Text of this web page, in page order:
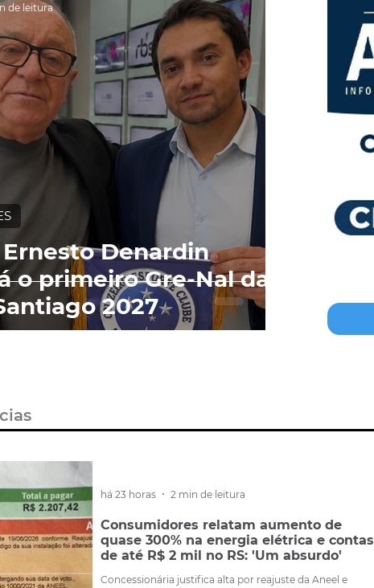
Denardin
o primeiro Gre-Nal da
2027
de leitura
Consumidores relatam aumento de
quase 300% na energia elétrica e contas
de até R$ 2 mil no RS: 'Um absurdo'
Concessionária justifica alta por reajuste da Aneel e
há 23 horas 2 min de leitura